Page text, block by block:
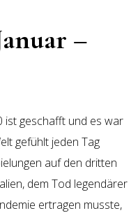
–
ist geschafft und es war
gefühlt jeden Tag
auf den dritten
dem Tod legendärer
ertragen musste,